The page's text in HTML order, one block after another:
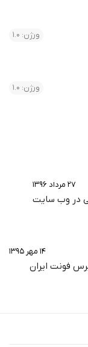
ورژن: 1.0
ورژن: 1.0
۲۷ مرداد ۱۳۹۶
در وب‌ سایت
۱۴ مهر ۱۳۹۵
فونت ایران